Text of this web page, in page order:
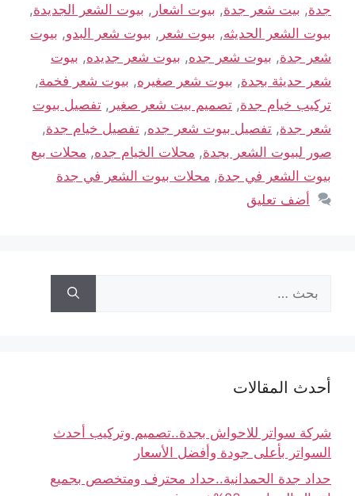
جدة, بيت شعر جدة, بيوت اشعار , بيوت الشعر الجديدة,
بيوت الشعر الحديثه, بيوت شعر , بيوت شعر البدو, بيوت
شعر جدة, بيوت شعر جده, بيوت شعر جديده, بيوت
شعر حديثة بجدة, بيوت شعر صغيره, بيوت شعر فخمة,
تركيب خيام جدة, تصميم بيت شعر صغير , تفصيل بيوت
شعر جدة, تفصيل بيوت شعر جده, تفصيل خيام جدة,
صور لبيوت الشعر بجدة, محلات الخيام جده, محلات بيع
بيوت الشعر في جدة, محلات بيوت الشعر في جدة
أضف تعليق
أحدث المقالات
شركة سواتر للاحواش بجدة..تصميم وتركيب أحدث
السواتر بأعلى جودة وأفضل الأسعار
حداد جدة الحمدانية..حداد محترف ومتخصص بجميع